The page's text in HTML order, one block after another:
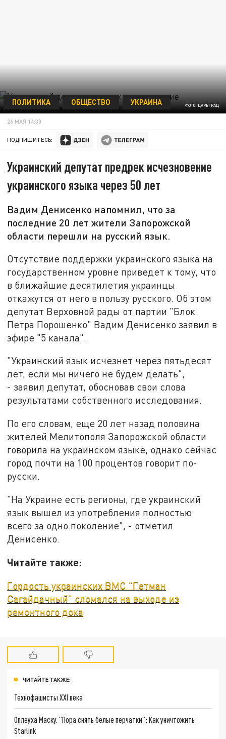
ФОТО: ЦАРЬГРАД
ПОЛИТИКА ОБЩЕСТВО УКРАИНА
26 МАЯ 14:30
ПОДПИШИТЕСЬ:
Украинский депутат предрек исчезновение
украинского языка через 50 лет
Вадим Денисенко напомнил, что за
последние 20 лет жители Запорожской
области перешли на русский язык.
Отсутствие поддержки украинского языка на
государственном уровне приведет к тому, что
в ближайшие десятилетия украинцы
откажутся от него в пользу русского. Об этом
депутат Верховной рады от партии "Блок
Петра Порошенко" Вадим Денисенко заявил в
эфире "5 канала".
"Украинский язык исчезнет через пятьдесят
лет, если мы ничего не будем делать",
- заявил депутат, обосновав свои слова
результатами собственного исследования.
По его словам, еще 20 лет назад половина
жителей Мелитополя Запорожской области
говорила на украинском языке, однако сейчас
город почти на 100 процентов говорит по-
русски.
"На Украине есть регионы, где украинский
язык вышел из употребления полностью
всего за одно поколение", - отметил
Денисенко.
Читайте также:
Гордость украинских ВМС "Гетман
Сагайдачный" сломался на выходе из
ремонтного дока
ЧИТАЙТЕ ТАКЖЕ:
Технофашисты XXI века
Оплеуха Маску. "Пора снять белые перчатки": Как уничтожить
Starlink